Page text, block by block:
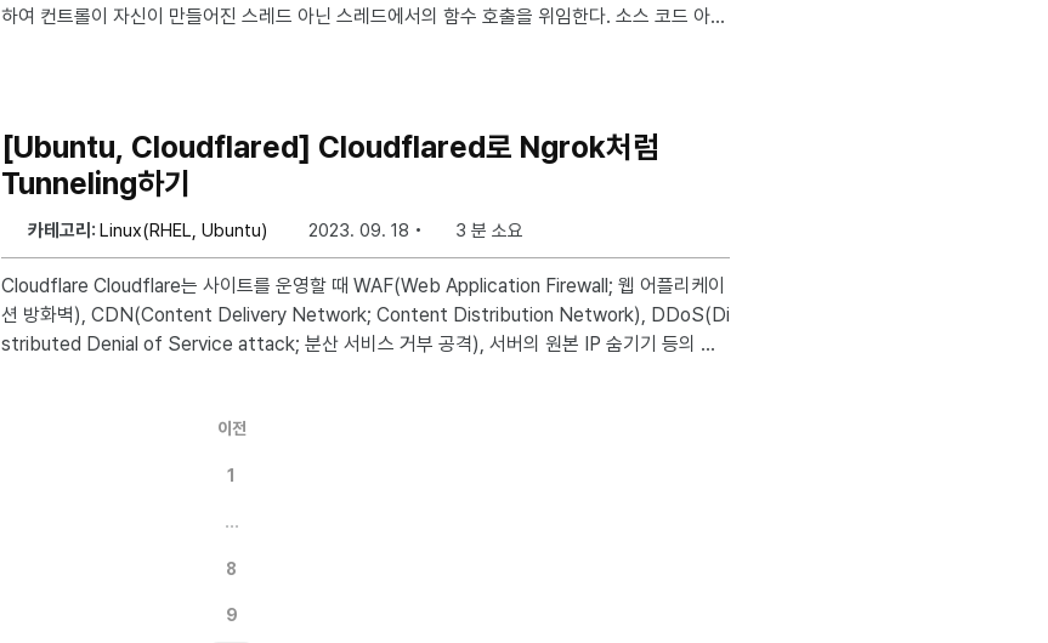
하여 컨트롤이 자신이 만들어진 스레드 아닌 스레드에서의 함수 호출을 위임한다. 소스 코드 아래
[Ubuntu, Cloudflared] Cloudflared로 Ngrok처럼
Tunneling하기
카테고리: Linux(RHEL, Ubuntu) 2023. 09. 18 3 분 소요
Cloudflare Cloudflare는 사이트를 운영할 때 WAF(Web Application Firewall; 웹 어플리케이
션 방화벽), CDN(Content Delivery Network; Content Distribution Network), DDoS(Di
stributed Denial of Service attack; 분산 서비스 거부 공격), 서버의 원본 IP 숨기기 등의 중
서 개발하고 있는 환경을 Public으로 Tunneling할 수 있다
이전
1
…
8
9